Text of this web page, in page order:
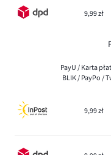
9,99 zł
PayU / Karta
BLIK / PayPo /
9,99 zł